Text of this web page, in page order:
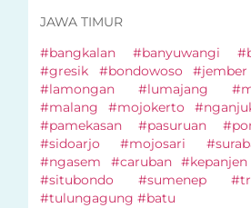
JAWA TIMUR
#bangkalan #banyuwangi
#gresik #bondowoso
#lamongan #lumajang
#malang #mojokerto
#pamekasan #pasuruan
#sidoarjo #mojosari
#ngasem #caruban
#situbondo #sumenep
#tulungagung #batu